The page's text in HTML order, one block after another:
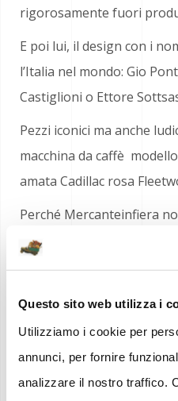
Questo sito web utilizza i
Utilizziamo i cookie per
annunci, per fornire
analizzare il nostro traffico.
rigorosamente fuori
E poi lui, il design con i
l’Italia nel mondo: Gio
Castiglioni o Ettore
Pezzi iconici ma anche
macchina da caffè
amata Cadillac rosa
Perché Mercanteinfiera
effettuare acquisti ma un
_________________________
UFFICIO STAMPA: